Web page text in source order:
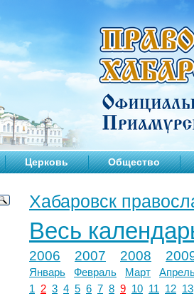
Церковь Общество
Хабаровск
Весь
2006 2007 2008
Январь Февраль Март
1
2 3 4 5 6 7 8 9 10 11 12 13